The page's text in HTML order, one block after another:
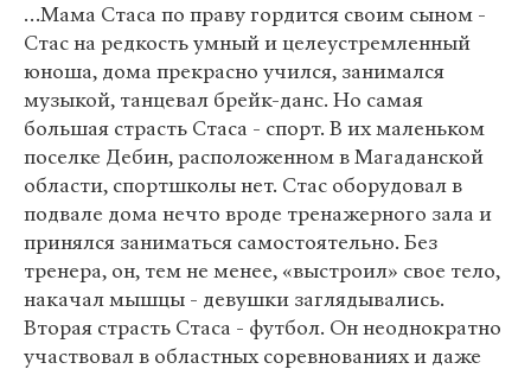
…Мама Стаса по праву гордится своим сыном -
Стас на редкость умный и целеустремленный
юноша, дома прекрасно учился, занимался
музыкой, танцевал брейк-данс. Но самая
большая страсть Стаса - спорт. В их маленьком
поселке Дебин, расположенном в Магаданской
области, спортшколы нет. Стас оборудовал в
подвале дома нечто вроде тренажерного зала и
принялся заниматься самостоятельно. Без
тренера, он, тем не менее, «выстроил» свое тело,
накачал мышцы - девушки заглядывались.
Вторая страсть Стаса - футбол. Он неоднократно
участвовал в областных соревнованиях и даже